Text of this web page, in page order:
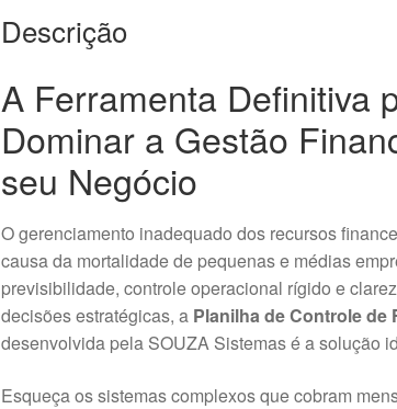
Descrição
A Ferramenta Definitiva
Dominar a Gestão
seu Negócio
O gerenciamento inadequado dos recursos
causa da mortalidade de pequenas e médias
previsibilidade, controle operacional rígido e
decisões estratégicas, a Planilha de Controle de
desenvolvida pela SOUZA Sistemas é a solução
Esqueça os sistemas complexos que cobram